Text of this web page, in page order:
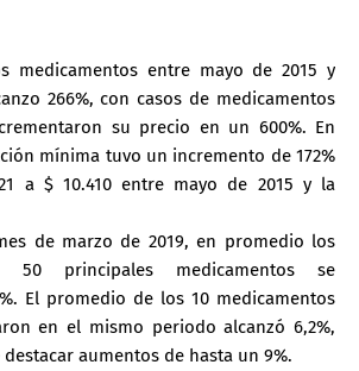
medicamentos entre mayo de 2015 y
266%, con casos de medicamentos
su precio en un 600%. En
mínima tuvo un incremento de 172%
a $ 10.410 entre mayo de 2015 y la
de marzo de 2019, en promedio los
principales medicamentos se
El promedio de los 10 medicamentos
en el mismo periodo alcanzó 6,2%,
aumentos de hasta un 9%.